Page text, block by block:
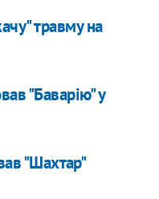
травму на
"Баварію" у
"Шахтар"